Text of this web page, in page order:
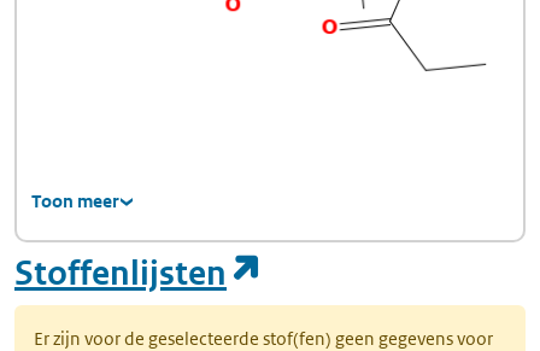
Toon meer
Stoffenlijsten
Er zijn voor de geselecteerde stof(fen) geen gegevens voor